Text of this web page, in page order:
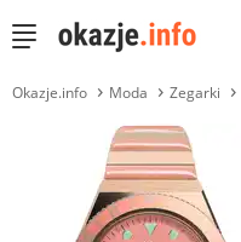
Okazje.info Moda Zegarki